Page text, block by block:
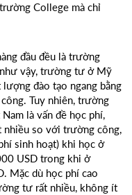
College mà chỉ
đầu đều là trường
vậy, trường tư ở Mỹ
đào tạo ngang bằng
Tuy nhiên, trường
là vấn đề học phí,
so với trường công,
sinh hoạt) khi học ở
USD trong khi ở
Mặc dù học phí cao
tư rất nhiều, không ít